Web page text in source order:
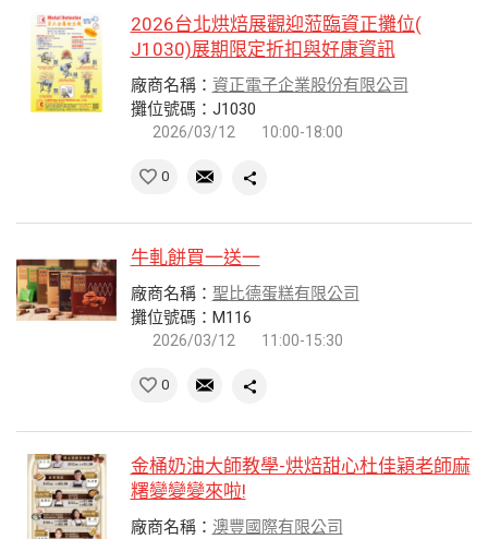
2026台北烘焙展觀迎蒞臨資正攤位(
J1030)展期限定折扣與好康資訊
廠商名稱： 資正電子企業股份有限公司
攤位號碼：J1030
2026/03/12 10:00-18:00
0
牛軋餅買一送一
廠商名稱： 聖比德蛋糕有限公司
攤位號碼：M116
2026/03/12 11:00-15:30
0
金桶奶油大師教學-烘焙甜心杜佳穎老師麻
糬變變變來啦!
廠商名稱： 澳豐國際有限公司